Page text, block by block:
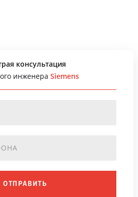
консультация
инженера Siemens
ОТПРАВИТЬ